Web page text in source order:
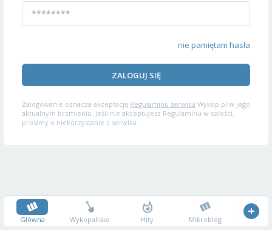
nie pamiętam hasła
ZALOGUJ SIĘ
Zalogowanie oznacza akceptację Regulaminu serwisu Wykop.pl w jego
aktualnym brzmieniu. Jeśli nie akceptujesz Regulaminu w całości,
prosimy o niekorzystanie z serwisu.
Główna Wykopalisko Hity Mikroblog